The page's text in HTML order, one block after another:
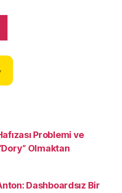
Problemi ve
Olmaktan
Dashboardsız Bir